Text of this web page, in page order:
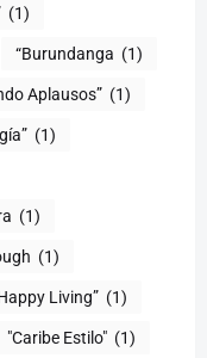
(1)
“Burundanga (1)
Aplausos” (1)
(1)
(1)
(1)
Living” (1)
"Caribe Estilo" (1)